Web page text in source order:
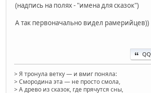
(надпись на полях - "имена для сказок")
А так первоначально видел рамерийцев))
QQ
> Я тронула ветку — и вмиг поняла:
> Смородина эта — не просто смола,
> А древо из сказок, где прячутся сны,